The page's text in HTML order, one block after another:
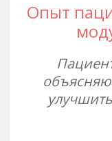
Опыт